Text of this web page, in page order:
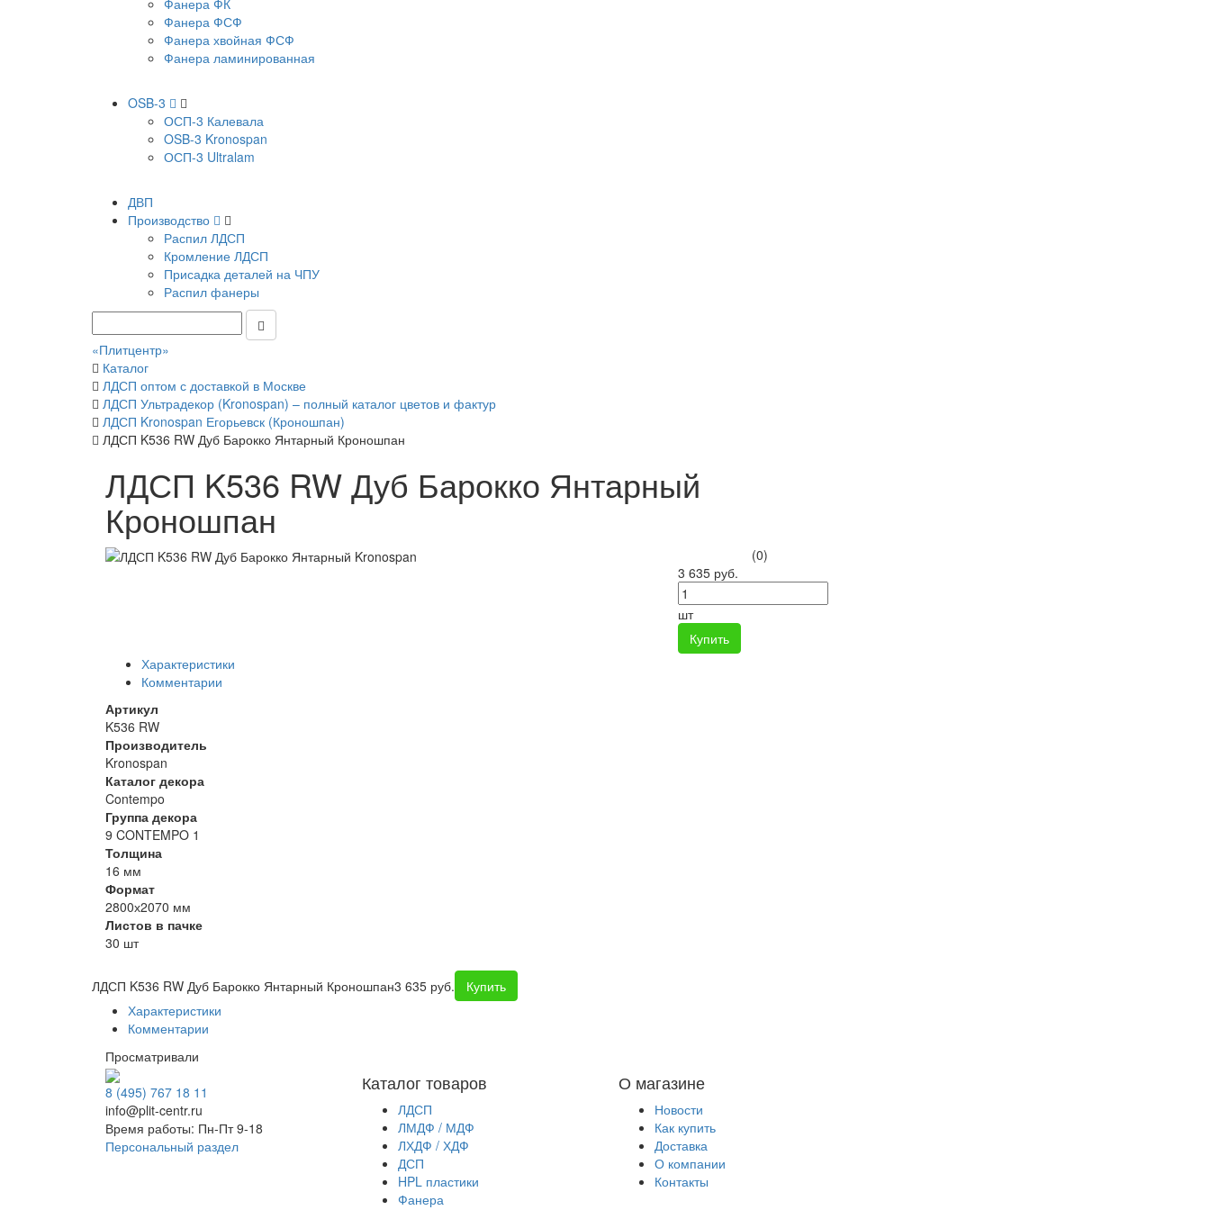
Фанера ФК
Фанера ФСФ
Фанера хвойная ФСФ
Фанера ламинированная
OSB-3
ОСП-3 Калевала
OSB-3 Kronospan
ОСП-3 Ultralam
ДВП
Производство
Распил ЛДСП
Кромление ЛДСП
Присадка деталей на ЧПУ
Распил фанеры
«Плитцентр»
Каталог
ЛДСП оптом с доставкой в Москве
ЛДСП Ультрадекор (Kronospan) – полный каталог цветов и фактур
ЛДСП Kronospan Егорьевск (Кроношпан)
ЛДСП K536 RW Дуб Барокко Янтарный Кроношпан
ЛДСП K536 RW Дуб Барокко Янтарный
Кроношпан
(0)
3 635 руб.
шт
Купить
Характеристики
Комментарии
Артикул
K536 RW
Производитель
Kronospan
Каталог декора
Contempo
Группа декора
9 CONTEMPO 1
Толщина
16 мм
Формат
2800х2070 мм
Листов в пачке
30 шт
ЛДСП K536 RW Дуб Барокко Янтарный Кроношпан3 635 руб.
Купить
Характеристики
Комментарии
Просматривали
О магазине
Новости
Как купить
Доставка
О компании
Контакты
Каталог товаров
ЛДСП
ЛМДФ / МДФ
ЛХДФ / ХДФ
ДСП
HPL пластики
Фанера
8 (495) 767 18 11
info@plit-centr.ru
Время работы: Пн-Пт 9-18
Персональный раздел